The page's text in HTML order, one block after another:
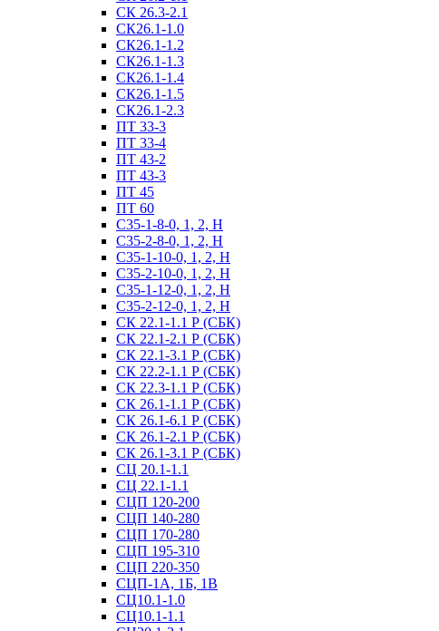
СК 26.3-2.1
СК26.1-1.0
СК26.1-1.2
СК26.1-1.3
СК26.1-1.4
СК26.1-1.5
СК26.1-2.3
ПТ 33-3
ПТ 33-4
ПТ 43-2
ПТ 43-3
ПТ 45
ПТ 60
С35-1-8-0, 1, 2, Н
С35-2-8-0, 1, 2, Н
С35-1-10-0, 1, 2, Н
С35-2-10-0, 1, 2, Н
С35-1-12-0, 1, 2, Н
С35-2-12-0, 1, 2, Н
СК 22.1-1.1 Р (СБК)
СК 22.1-2.1 Р (СБК)
СК 22.1-3.1 Р (СБК)
СК 22.2-1.1 Р (СБК)
СК 22.3-1.1 Р (СБК)
СК 26.1-1.1 Р (СБК)
СК 26.1-6.1 Р (СБК)
СК 26.1-2.1 Р (СБК)
СК 26.1-3.1 Р (СБК)
СЦ 20.1-1.1
СЦ 22.1-1.1
СЦП 120-200
СЦП 140-280
СЦП 170-280
СЦП 195-310
СЦП 220-350
СЦП-1А, 1Б, 1В
СЦ10.1-1.0
СЦ10.1-1.1